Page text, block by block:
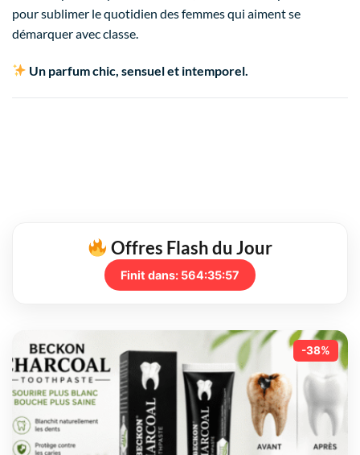
pour sublimer le quotidien des femmes qui aiment se
démarquer avec classe.
Un parfum chic, sensuel et intemporel.
Offres Flash du Jour
Finit dans: 564:35:56
-38%